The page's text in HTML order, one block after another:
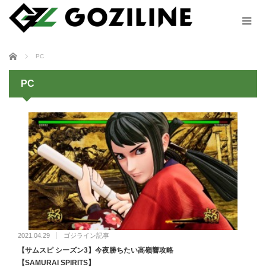
ホーム PC
PC
2021.04.29 ゴジライン記事
【サムスピ シーズン3】今夜勝ちたい高嶺響攻略
【SAMURAI SPIRITS】